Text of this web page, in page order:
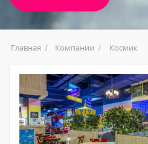
Главная Компании Космик